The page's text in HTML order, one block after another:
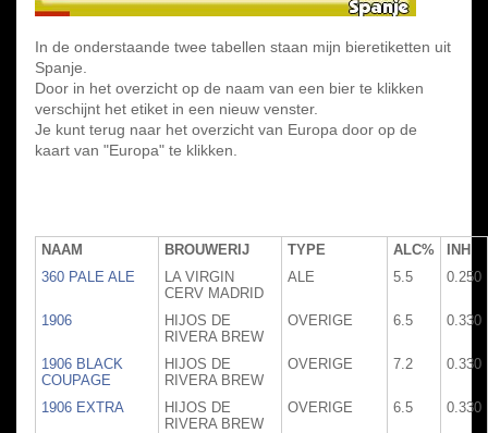
In de onderstaande twee tabellen staan mijn bieretiketten uit
Spanje.
Door in het overzicht op de naam van een bier te klikken
verschijnt het etiket in een nieuw venster.
Je kunt terug naar het overzicht van Europa door op de
kaart van "Europa" te klikken.
NAAM BROUWERIJ TYPE ALC%
INH
360 PALE ALE
LA VIRGIN
CERV MADRID
ALE 5.5 0.250
1906
HIJOS DE
RIVERA BREW
OVERIGE 6.5 0.330
1906 BLACK
COUPAGE
HIJOS DE
RIVERA BREW
OVERIGE 7.2 0.330
1906 EXTRA
HIJOS DE
RIVERA BREW
OVERIGE 6.5 0.330